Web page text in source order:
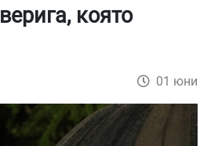
която
01 юни